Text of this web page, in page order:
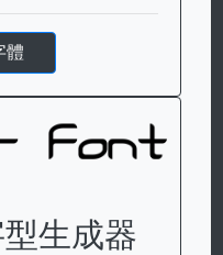
體
生成器